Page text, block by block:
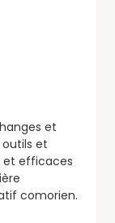
et
et
et efficaces
comorien.